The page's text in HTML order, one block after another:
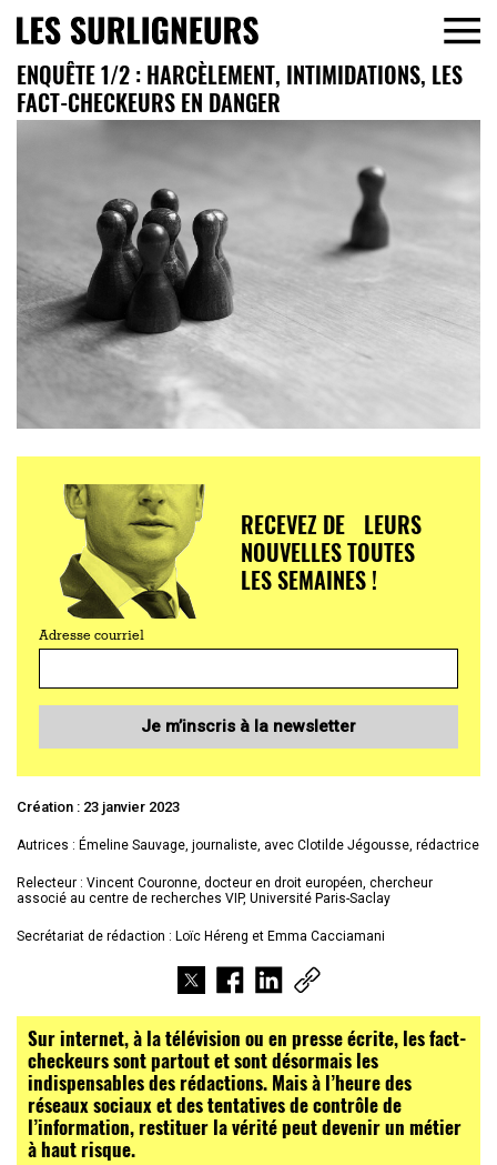
ENQUÊTE 1/2 : HARCÈLEMENT, INTIMIDATIONS, LES
FACT-CHECKEURS EN DANGER
RECEVEZ DE LEURS
NOUVELLES TOUTES
LES SEMAINES !
Adresse courriel
Je m’inscris à la newsletter
Création : 23 janvier 2023
Autrices : Émeline Sauvage, journaliste, avec Clotilde Jégousse, rédactrice
Relecteur : Vincent Couronne, docteur en droit européen, chercheur
associé au centre de recherches VIP, Université Paris-Saclay
Secrétariat de rédaction : Loïc Héreng et Emma Cacciamani
Sur internet, à la télévision ou en presse écrite, les fact-
checkeurs sont partout et sont désormais les
indispensables des rédactions. Mais à l’heure des
réseaux sociaux et des tentatives de contrôle de
l’information, restituer la vérité peut devenir un métier
à haut risque.